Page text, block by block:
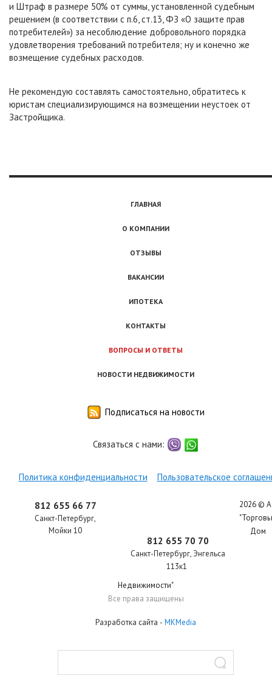
и Штраф в размере 50% от суммы, установленной судебным
решением (в соответствии с п.6, ст.13, ФЗ «О защите прав
потребителей») за несоблюдение добровольного порядка
удовлетворения требований потребителя; ну и конечно же
возмещение судебных расходов.
Не рекомендую составлять самостоятельно, обратитесь к
юристам специализирующимся на возмещении неустоек от
Застройщика.
ГЛАВНАЯ
О КОМПАНИИ
ОТЗЫВЫ
ВАКАНСИИ
ИПОТЕКА
КОНТАКТЫ
ВОПРОСЫ И ОТВЕТЫ
НОВОСТИ НЕДВИЖИМОСТИ
Подписаться на новости
Связаться с нами:
viber
whatsapp
Политика конфиденциальности Пользовательское
812 655 66 77
Санкт-Петербург,
Мойки 10
812 655 70 70
Санкт-Петербург, Энгельса
113к1
2026 ©
Дом
Недвижимости"
Все права защищены
Разработка сайта - MKMedia